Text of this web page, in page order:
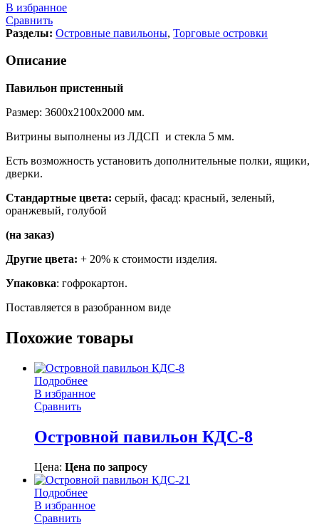
В избранное
Сравнить
Разделы: Островные павильоны, Торговые островки
Описание
Павильон пристенный
Размер: 3600х2100х2000 мм.
Витрины выполнены из ЛДСП и стекла 5 мм.
Есть возможность установить дополнительные полки, ящики,
дверки.
Стандартные цвета: серый, фасад: красный, зеленый,
оранжевый, голубой
(на заказ)
Другие цвета: + 20% к стоимости изделия.
Упаковка: гофрокартон.
Поставляется в разобранном виде
Похожие товары
Подробнее
В избранное
Сравнить
Островной павильон КДС-8
Цена: Цена по запросу
Подробнее
В избранное
Сравнить